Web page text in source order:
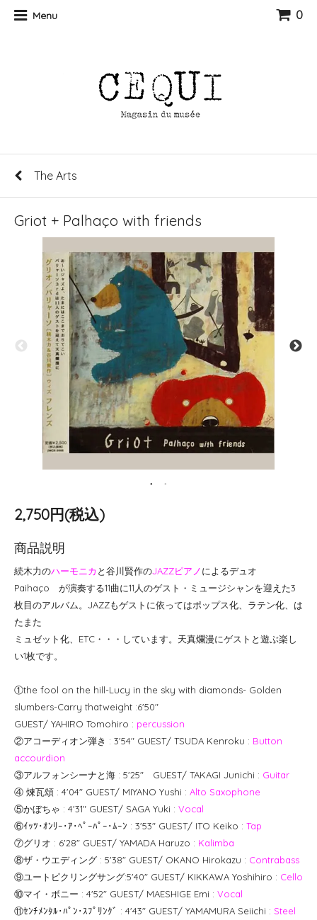
Menu 0
The Arts
Griot + Palhaço with friends
2,750円(税込)
商品説明
続木力のハーモニカ と谷川賢作のJAZZピアノによるデュオ
Paihaço が演奏する11曲に11人のゲスト・ミュージシャンを迎えた3
枚目のアルバム。JAZZもゲストに依ってはポップス化、ラテン化、は
たまた
ミュゼット化、ETC・・・しています。天真爛漫にゲストと遊ぶ楽し
い1枚です。
①the fool on the hill-Lucy in the sky with diamonds- Golden
slumbers-Carry thatweight :6'50"
GUEST/ YAHIRO Tomohiro : percussion
②アコーディオン弾き : 3'54" GUEST/ TSUDA Kenroku : Button
accourdion
③アルフォンシーナと海 : 5'25" GUEST/ TAKAGI Junichi : Guitar
④ 煉瓦頌 : 4'04" GUEST/ MIYANO Yushi : Alto Saxophone
⑤かぼちゃ : 4'31" GUEST/ SAGA Yuki : Vocal
⑥ｲｯﾂ･ｵﾝﾘｰ･ｱ･ﾍﾟｰﾊﾟｰ･ﾑｰﾝ : 3'53" GUEST/ ITO Keiko : Tap
⑦グリオ : 6'28" GUEST/ YAMADA Haruzo : Kalimba
⑧ザ・ウエディング : 5'38" GUEST/ OKANO Hirokazu : Contrabass
⑨ユートピクリングサング:5'40" GUEST/ KIKKAWA Yoshihiro : Cello
⑩マイ・ボニー : 4'52" GUEST/ MAESHIGE Emi : Vocal
⑪ｾﾝﾁﾒﾝﾀﾙ･ﾊﾟﾝ･ｽﾌﾟﾘﾝｸﾞ : 4'43" GUEST/ YAMAMURA Seiichi : Steel